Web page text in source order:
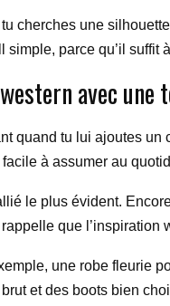
cherches une
parce qu’il suffit
avec une
quand tu lui ajoutes
à assumer au
le plus évident.
que l’inspiration
une robe fleurie
et des boots bien